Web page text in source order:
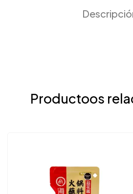
Productoos